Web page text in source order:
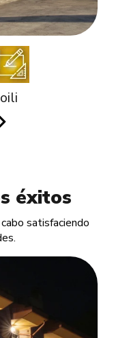
éxitos
satisfaciendo